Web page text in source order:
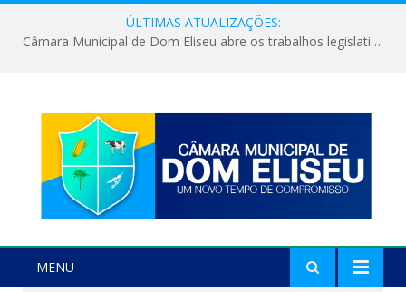
ÚLTIMAS ATUALIZAÇÕES:
Câmara Municipal de Dom Eliseu abre os trabalhos legislativos do segundo semestre
MENU